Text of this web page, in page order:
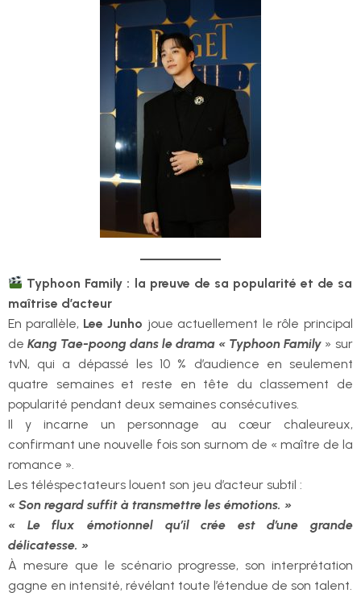
Typhoon Family : la preuve de sa popularité et de sa
maîtrise d’acteur
En parallèle, Lee Junho joue actuellement le rôle principal
de Kang Tae-poong dans le drama « Typhoon Family » sur
tvN, qui a dépassé les 10 % d’audience en seulement
quatre semaines et reste en tête du classement de
popularité pendant deux semaines consécutives.
Il y incarne un personnage au cœur chaleureux,
confirmant une nouvelle fois son surnom de « maître de la
romance ».
Les téléspectateurs louent son jeu d’acteur subtil :
« Son regard suffit à transmettre les émotions. »
« Le flux émotionnel qu’il crée est d’une grande
délicatesse. »
À mesure que le scénario progresse, son interprétation
gagne en intensité, révélant toute l’étendue de son talent.